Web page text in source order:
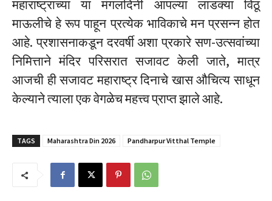
महाराष्ट्राच्या या मंगलदिनी आपल्या लाडक्या विठू
माऊलीचे हे रूप पाहून प्रत्येक भाविकाचे मन प्रसन्न होत
आहे. प्रशासनाकडून दरवर्षी अशा प्रकारे सण-उत्सवांच्या
निमित्ताने मंदिर परिसरात सजावट केली जाते, मात्र
आजची ही सजावट महाराष्ट्र दिनाचे खास औचित्य साधून
केल्याने त्याला एक वेगळेच महत्त्व प्राप्त झाले आहे.
TAGS Maharashtra Din 2026 Pandharpur Vitthal Temple